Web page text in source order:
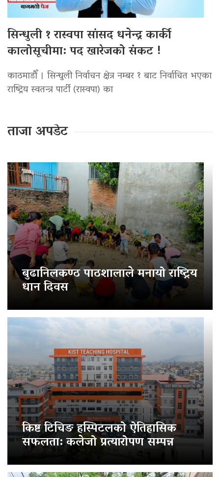
सिन्धुली १ रास्वपा सांसद धनेन्द्र कार्की
कालोसूचीमा: पद खारेजको संकट !
काठमाडौँ । सिन्धुली निर्वाचन क्षेत्र नम्बर १ बाट निर्वाचित भएका
राष्ट्रिय स्वतन्त्र पार्टी (रास्वपा) का
ताजा अपडेट
बुढानिलकण्ठ पाठशालाले मनायो राष्ट्रिय
धान दिवस
किष्ट टिचिङ हस्पिटलको ऐतिहासिक
सफलता: कलेजो प्रत्यारोपण सम्पन्न